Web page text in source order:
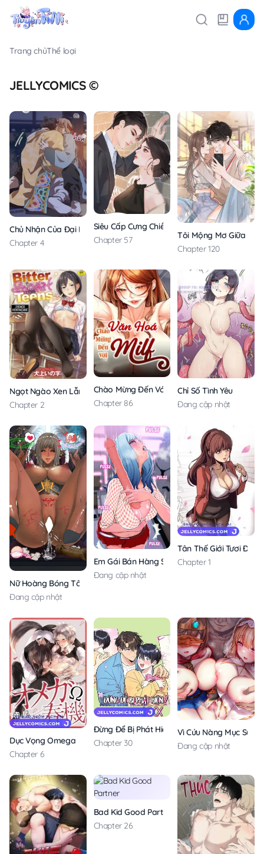
Trang chủThể loại
JELLYCOMICS ©
Chủ Nhận Của Đại Hoàng Tử
Chapter 4
Siêu Cấp Cưng Chiều
Chapter 57
Tôi Mộng Mơ Giữa
Chapter 120
Ngọt Ngào Xen Lẫn Đắng Cay
Chapter 2
Chào Mừng Đến Với Văn Hóa Milf
Chapter 86
Chỉ Số Tình Yêu
Đang cập nhật
Nữ Hoàng Bóng Tối Là Một Con Đĩ
Đang cập nhật
Em Gái Bán Hàng Sextoy
Đang cập nhật
Tân Thế Giới Tươi Đẹp
Chapter 1
Dục Vọng Omega
Chapter 6
Đừng Để Bị Phát Hiện!!
Chapter 30
Vì Cứu Nàng Mục Sư
Đang cập nhật
Bad Kid Good Partner
Chapter 26